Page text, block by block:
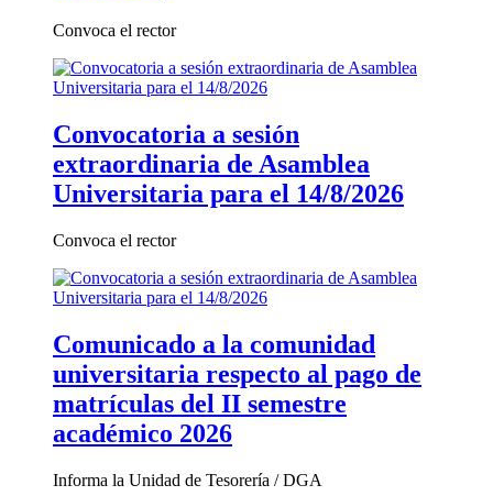
Convoca el rector
Convocatoria a sesión
extraordinaria de Asamblea
Universitaria para el 14/8/2026
Convoca el rector
Comunicado a la comunidad
universitaria respecto al pago de
matrículas del II semestre
académico 2026
Informa la Unidad de Tesorería / DGA